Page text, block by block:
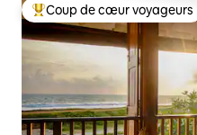
Coups de cœur voyageurs
Coup de cœur voyageurs